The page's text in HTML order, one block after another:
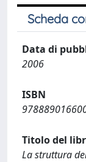
Scheda
Data di
2006
ISBN
Titolo del
La struttura